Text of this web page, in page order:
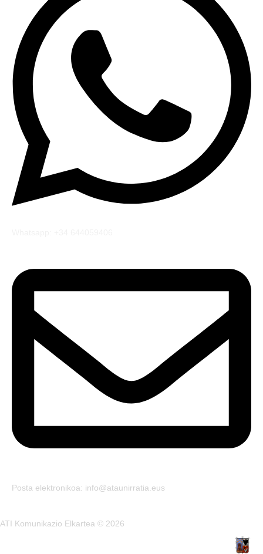
Posta elektronikoa: info@ataunirratia.eus
ATI Komunikazio Elkartea © 2026